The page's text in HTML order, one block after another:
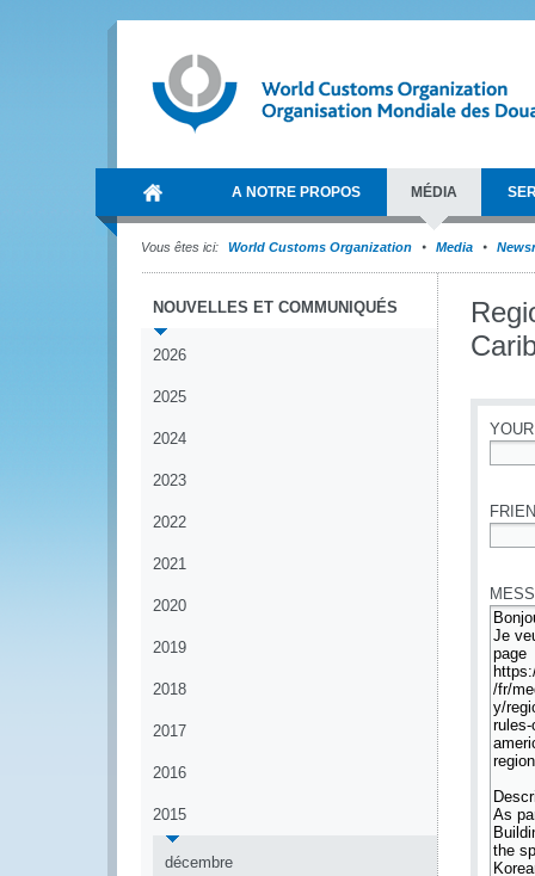
A NOTRE PROPOS MÉDIA
Vous êtes ici: World Customs Organization Media
NOUVELLES ET COMMUNIQUÉS
2026
2025
2024
2023
2022
2021
2020
2019
2018
2017
2016
2015
décembre